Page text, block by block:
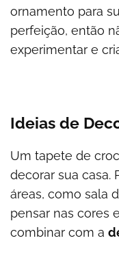
ornamento para
perfeição, então
experimentar e
Ideias de
Um tapete de
decorar sua casa.
áreas, como sala
pensar nas cores
combinar com a